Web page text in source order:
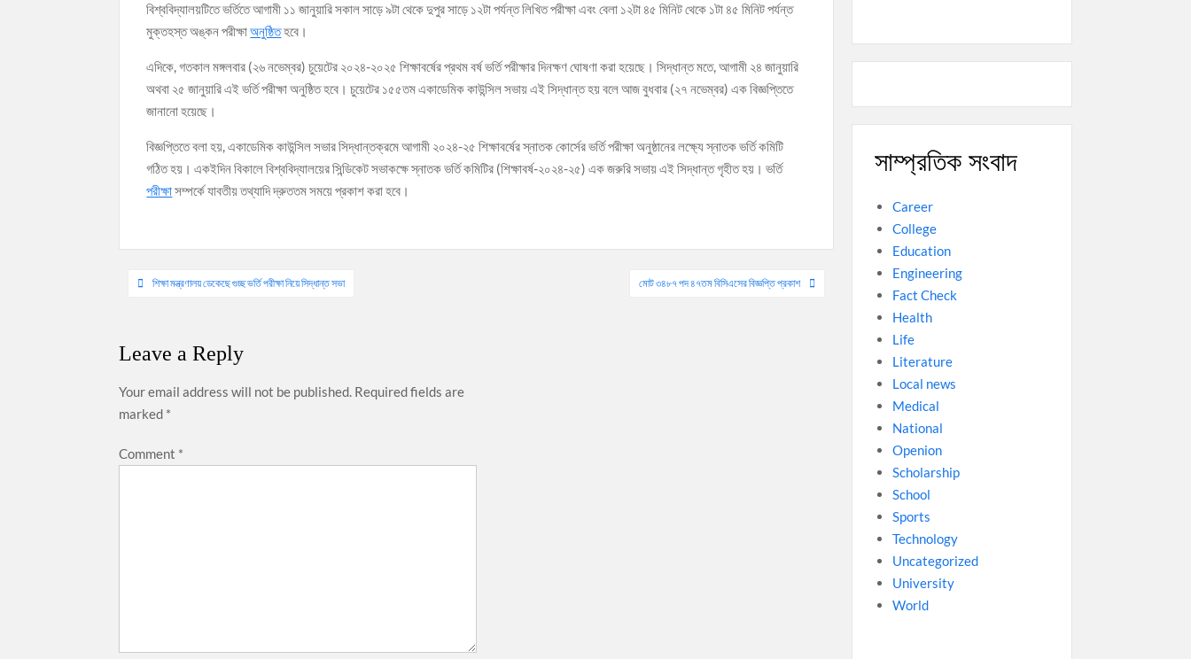
বিশ্ববিদ্যালয়টিতে ভর্তিতে আগামী ১১ জানুয়ারি সকাল সাড়ে ৯টা থেকে দুপুর সাড়ে ১২টা পর্যন্ত লিখিত পরীক্ষা এবং বেলা ১২টা ৪৫ মিনিট থেকে ১টা ৪৫ মিনিট পর্যন্ত
মুক্তহস্ত অঙ্কন পরীক্ষাঅনুষ্ঠিতহবে।
এদিকে, গতকাল মঙ্গলবার (২৬ নভেম্বর) চুয়েটের ২০২৪-২০২৫ শিক্ষাবর্ষের প্রথম বর্ষ ভর্তি পরীক্ষার দিনক্ষণ ঘোষণা করা হয়েছে। সিদ্ধান্ত মতে, আগামী ২৪ জানুয়ারি
অথবা ২৫ জানুয়ারি এই ভর্তি পরীক্ষা অনুষ্ঠিত হবে। চুয়েটের ১৫৫তম একাডেমিক কাউন্সিল সভায় এই সিদ্ধান্ত হয় বলে আজ বুধবার (২৭ নভেম্বর) এক বিজ্ঞপ্তিতে
জানানো হয়েছে।
বিজ্ঞপ্তিতে বলা হয়, একাডেমিক কাউন্সিল সভার সিদ্ধান্তক্রমে আগামী ২০২৪-২৫ শিক্ষাবর্ষের স্নাতক কোর্সের ভর্তি পরীক্ষা অনুষ্ঠানের লক্ষ্যে স্নাতক ভর্তি কমিটি
গঠিত হয়। একইদিন বিকালে বিশ্ববিদ্যালয়ের সিন্ডিকেট সভাকক্ষে স্নাতক ভর্তি কমিটির (শিক্ষাবর্ষ-২০২৪-২৫) এক জরুরি সভায় এই সিদ্ধান্ত গৃহীত হয়। ভর্তি
পরীক্ষাসম্পর্কে যাবতীয় তথ্যাদি দ্রুততম সময়ে প্রকাশ করা হবে।
Postশিক্ষা মন্ত্রণালয় ডেকেছে গুচ্ছ ভর্তি পরীক্ষা নিয়ে সিদ্ধান্ত সভা মোট ৩৪৮৭ পদ ৪৭তম বিসিএসের বিজ্ঞপ্তি প্রকাশ
Leave a Reply
Your email address will not be published. Required fields are
marked *
Comment *
সাম্প্রতিক সংবাদ
Career
College
Education
Engineering
Fact Check
Health
Life
Literature
Local news
Medical
National
Openion
Scholarship
School
Sports
Technology
Uncategorized
University
World